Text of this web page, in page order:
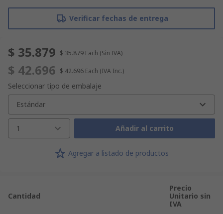
Verificar fechas de entrega
$ 35.879 $ 35.879 Each (Sin IVA)
$ 42.696 $ 42.696 Each (IVA Inc.)
Seleccionar tipo de embalaje
Estándar
1 Añadir al carrito
Agregar a listado de productos
Cantidad
Precio
Unitario sin
IVA